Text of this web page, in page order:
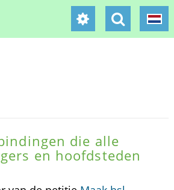
die alle
en hoofdsteden